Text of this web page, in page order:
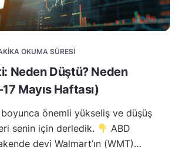
OKUMA SÜRESI
Neden Düştü? Neden
Mayıs Haftası)
önemli yükseliş ve düşüş
senin için derledik.
ABD
devi Walmart’ın (WMT)…